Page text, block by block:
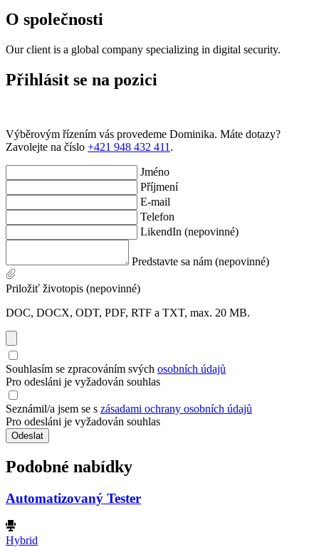
O společnosti
Our client is a global company specializing in digital security.
Přihlásit se na pozici
Výběrovým řízením vás provedeme Dominika. Máte dotazy?
Zavolejte na číslo +421 948 432 411 .
Jméno
Příjmení
E-mail
Telefon
LikendIn (nepovinné)
Predstavte sa nám (nepovinné)
Priložiť životopis (nepovinné)
DOC, DOCX, ODT, PDF, RTF a TXT, max. 20 MB.
Souhlasím se zpracováním svých osobních údajů
Pro odesláni je vyžadován souhlas
Seznámil/a jsem se s zásadami ochrany osobních údajů
Pro odesláni je vyžadován souhlas
Odeslat
Podobné nabídky
Automatizovaný Tester
Hybrid